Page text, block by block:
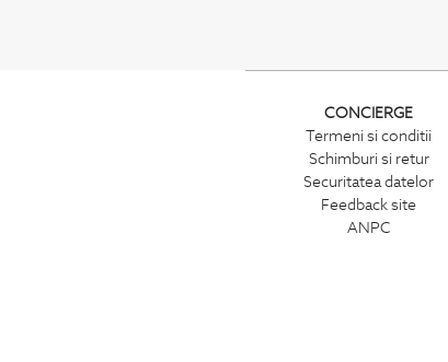
CONCIERGE
Termeni si conditii
Schimburi si retur
Securitatea datelor
Feedback site
ANPC